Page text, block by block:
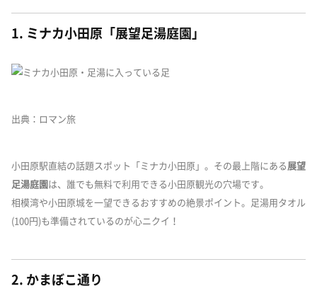
1. ミナカ小田原「展望足湯庭園」
出典：ロマン旅
小田原駅直結の話題スポット「ミナカ小田原」。その最上階にある 展望
足湯庭園 は、誰でも無料で利用できる小田原観光の穴場です。
相模湾や小田原城を一望できるおすすめの絶景ポイント。足湯用タオル
(100円)も準備されているのが心ニクイ！
2. かまぼこ通り